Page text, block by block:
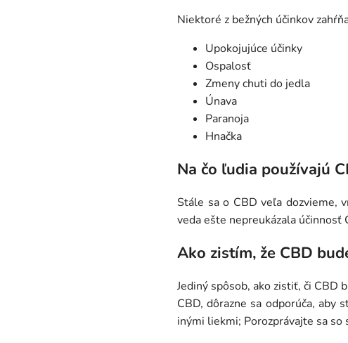
Niektoré z bežných účinkov
Upokojujúce účinky
Ospalosť
Zmeny chuti do jedla
Únava
Paranoja
Hnačka
Na čo ľudia používajú
Stále sa o CBD veľa dozvieme,
veda ešte nepreukázala účinnosť
Ako zistím, že CBD
Jediný spôsob, ako zistiť, či CBD
CBD, dôrazne sa odporúča, aby
inými liekmi; Porozprávajte sa